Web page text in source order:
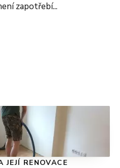
zapotřebí...
JEJÍ RENOVACE